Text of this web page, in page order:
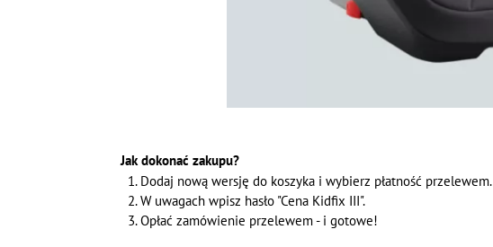
Jak dokonać zakupu?
Dodaj nową wersję do koszyka i wybierz płatność przelewem.
W uwagach wpisz hasło "Cena Kidfix III".
Opłać zamówienie przelewem - i gotowe!